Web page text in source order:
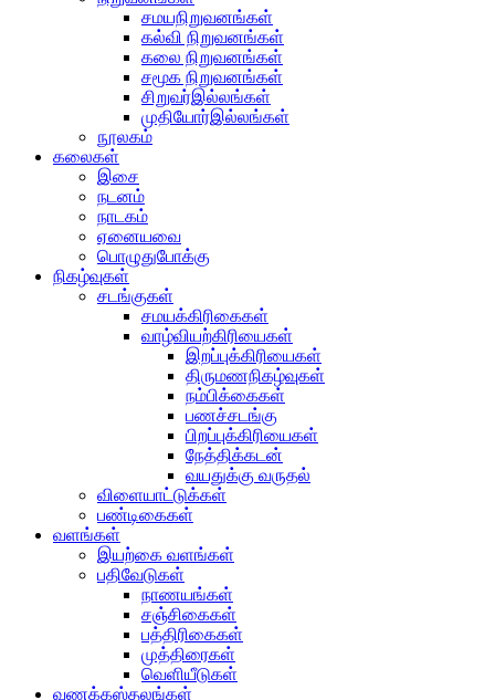
சமயநிறுவனங்கள்
கல்வி நிறுவனங்கள்
கலை நிறுவனங்கள்
சமூக நிறுவனங்கள்
சிறுவர்இல்லங்கள்
முதியோர்இல்லங்கள்
நூலகம்
கலைகள்
இசை
நடனம்
நாடகம்
ஏனையவை
பொழுதுபோக்கு
நிகழ்வுகள்
சடங்குகள்
சமயக்கிரிகைகள்
வாழ்வியற்கிரியைகள்
இறப்புக்கிரியைகள்
திருமணநிகழ்வுகள்
நம்பிக்கைகள்
பணச்சடங்கு
பிறப்புக்கிரியைகள்
நேத்திக்கடன்
வயதுக்கு வருதல்
விளையாட்டுக்கள்
பண்டிகைகள்
வளங்கள்
இயற்கை வளங்கள்
பதிவேடுகள்
நாணயங்கள்
சஞ்சிகைகள்
பத்திரிகைகள்
முத்திரைகள்
வெளியீடுகள்
வணக்கஸ்தலங்கள்